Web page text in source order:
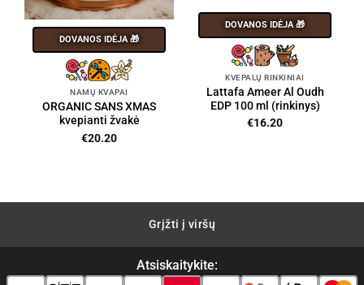
DOVANOS IDĖJA 🎁
NAMŲ KVAPAI
ORGANIC SANS XMAS
kvepianti žvakė
€20.20
DOVANOS IDĖJA 🎁
KVEPALŲ RINKINIAI
Lattafa Ameer Al Oudh
EDP 100 ml (rinkinys)
€16.20
Grįžti į viršų
Atsiskaitykite: